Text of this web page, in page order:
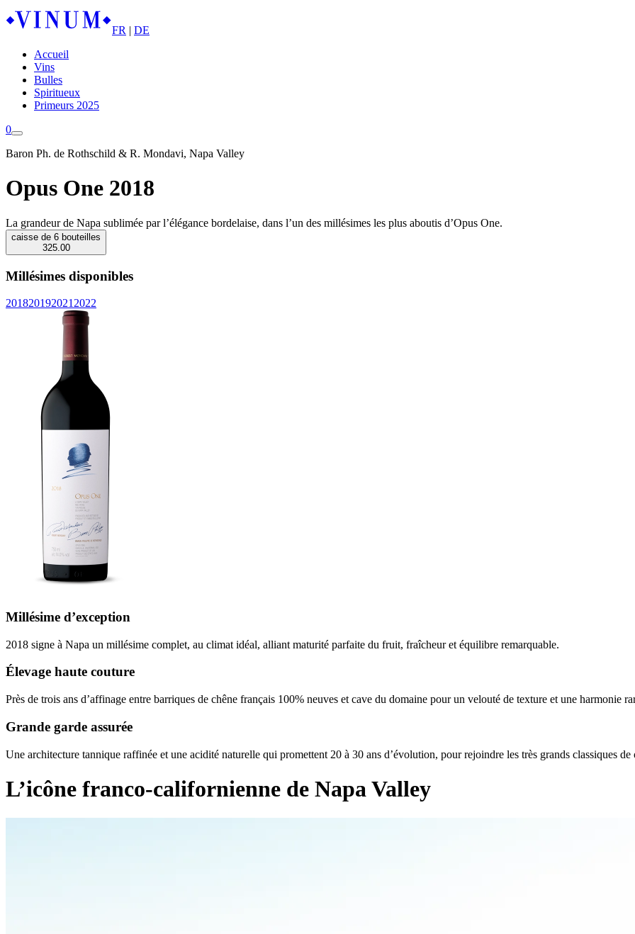
FR | DE
Accueil
Vins
Bulles
Spiritueux
Primeurs 2025
0
Baron Ph. de Rothschild & R. Mondavi, Napa Valley
Opus One 2018
La grandeur de Napa sublimée par l’élégance bordelaise, dans l’un des millésimes les plus aboutis d’Opus One.
caisse de 6 bouteilles
325.00
Millésimes disponibles
201820192021 2022
Millésime d’exception
2018 signe à Napa un millésime complet, au climat idéal, alliant maturité parfaite du fruit, fraîcheur et équilibre remarquable.
Élevage haute couture
Près de trois ans d’affinage entre barriques de chêne français 100% neuves et cave du domaine pour un velouté de texture et une harmonie
Grande garde assurée
Une architecture tannique raffinée et une acidité naturelle qui promettent 20 à 30 ans d’évolution, pour rejoindre les très grands classiques de
L’icône franco-californienne de Napa Valley